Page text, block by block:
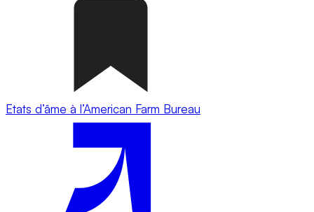
Etats d’âme à l’American Farm Bureau